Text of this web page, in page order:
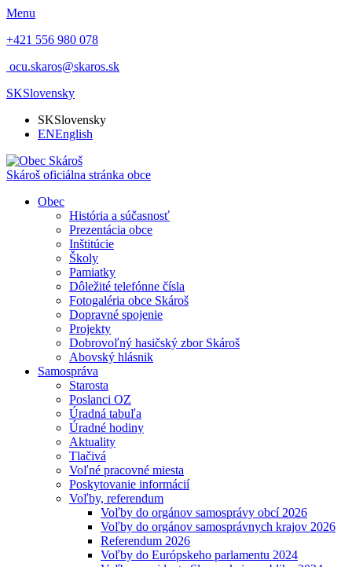
Menu
+421 556 980 078
ocu.skaros@skaros.sk
SKSlovensky
SKSlovensky
ENEnglish
Skároš oficiálna stránka obce
Obec
História a súčasnosť
Prezentácia obce
Inštitúcie
Školy
Pamiatky
Dôležité telefónne čísla
Fotogaléria obce Skároš
Dopravné spojenie
Projekty
Dobrovoľný hasičský zbor Skároš
Abovský hlásnik
Samospráva
Starosta
Poslanci OZ
Úradná tabuľa
Úradné hodiny
Aktuality
Tlačivá
Voľné pracovné miesta
Poskytovanie informácií
Voľby, referendum
Voľby do orgánov samosprávy obcí 2026
Voľby do orgánov samosprávnych krajov 2026
Referendum 2026
Voľby do Európskeho parlamentu 2024